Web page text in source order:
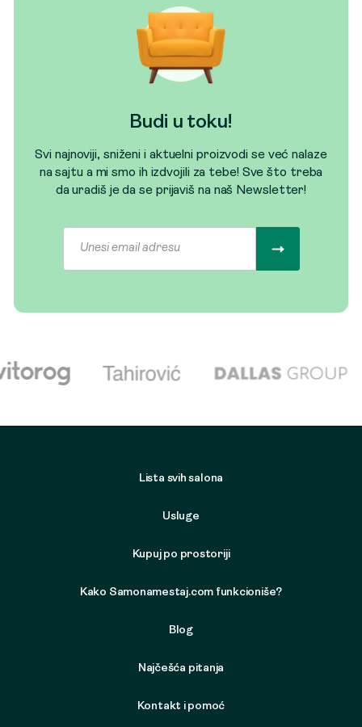
Budi u toku!
Svi najnoviji, sniženi i aktuelni proizvodi se već nalaze
na sajtu a mi smo ih izdvojili za tebe! Sve što treba
da uradiš je da se prijaviš na naš Newsletter!
Lista svih salona
Usluge
Kupuj po prostoriji
Kako Samonamestaj.com funkcioniše?
Blog
Najčešća pitanja
Kontakt i pomoć